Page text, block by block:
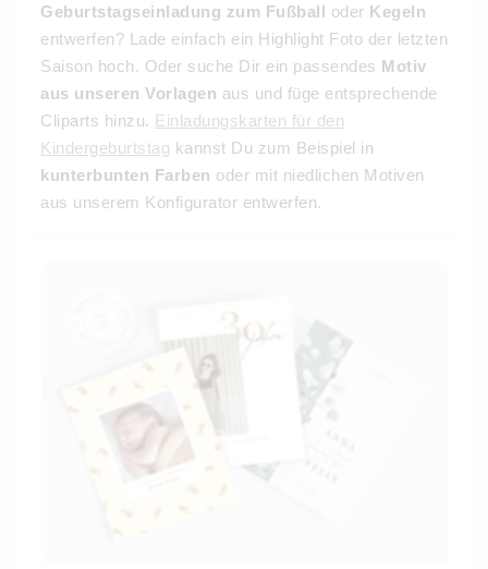
Geburtstagseinladung zum Fußball oder Kegeln
entwerfen? Lade einfach ein Highlight Foto der letzten
Saison hoch. Oder suche Dir ein passendes Motiv
aus unseren Vorlagen aus und füge entsprechende
Cliparts hinzu. Einladungskarten für den
Kindergeburtstag kannst Du zum Beispiel in
kunterbunten Farben oder mit niedlichen Motiven
aus unserem Konfigurator entwerfen.